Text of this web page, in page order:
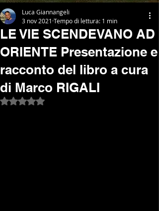
LE VIE SCENDEVANO AD
ORIENTE Presentazione e
racconto del libro a cura
di Marco RIGALI
Luca Giannangeli
3 nov 2021 Tempo di lettura: 1 min
Valutazione NaN stelle su 5.